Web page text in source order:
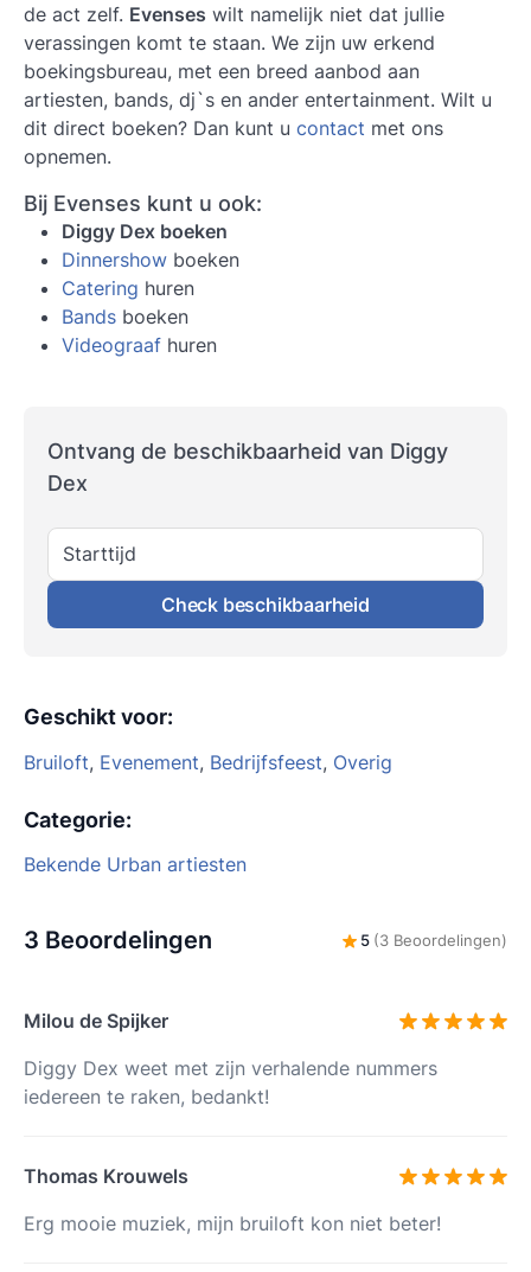
de act zelf. Evenses wilt namelijk niet dat jullie
verassingen komt te staan. We zijn uw erkend
boekingsbureau, met een breed aanbod aan
artiesten, bands, dj`s en ander entertainment. Wilt u
dit direct boeken? Dan kunt u contact met ons
opnemen.
Bij Evenses kunt u ook:
Diggy Dex boeken
Dinnershow boeken
Catering huren
Bands boeken
Videograaf huren
Ontvang de beschikbaarheid van Diggy
Dex
Starttijd
Check beschikbaarheid
Geschikt voor:
Bruiloft, Evenement, Bedrijfsfeest, Overig
Categorie:
Bekende Urban artiesten
3 Beoordelingen 5 (3 Beoordelingen)
Milou de Spijker
Diggy Dex weet met zijn verhalende nummers
iedereen te raken, bedankt!
Thomas Krouwels
Erg mooie muziek, mijn bruiloft kon niet beter!